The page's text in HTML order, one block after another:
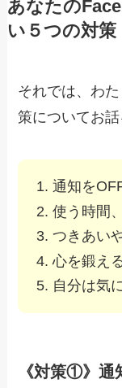
あなたの
い５つの対策
それでは、わ
策についてお
通知を
使う時間
つきあい
心を鍛え
自分は気
《対策①》通